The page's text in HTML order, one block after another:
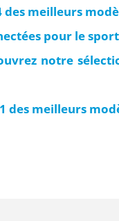
meilleurs
pour le sport
notre
des meilleurs